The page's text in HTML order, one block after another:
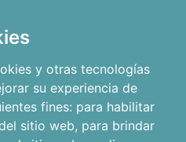
y otras tecnologías
su experiencia de
fines: para habilitar
sitio web, para brindar